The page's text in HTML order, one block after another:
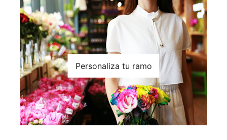
Personaliza tu ramo